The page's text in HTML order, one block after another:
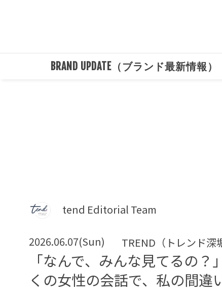
BRAND UPDATE（ブランド最新情報）
tend Editorial Team
2026.06.07(Sun) TREND（トレンド深
「なんで、みんな見てるの
くの女性の会話で、私の間違